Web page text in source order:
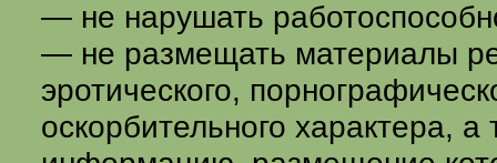
— не нарушать
— не размещать материалы
эротического,
оскорбительного характера,